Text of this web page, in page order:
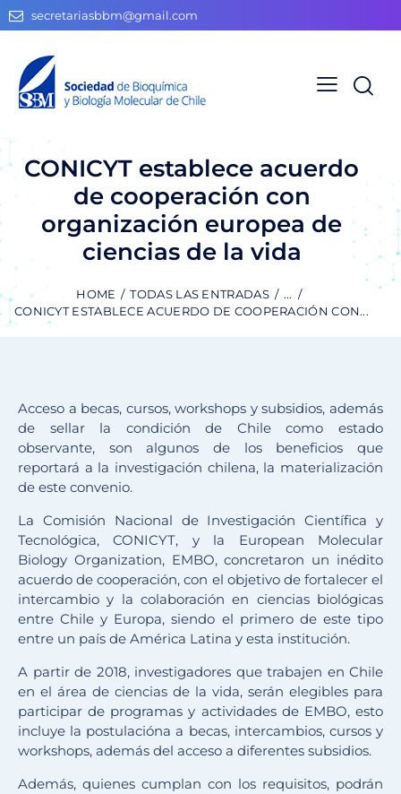
secretariasbbm@gmail.com
CONICYT establece acuerdo
de cooperación con
organización europea de
ciencias de la vida
HOME TODAS LAS ENTRADAS
...
CONICYT ESTABLECE ACUERDO DE COOPERACIÓN CON...
Acceso a becas, cursos, workshops y subsidios, además
de sellar la condición de Chile como estado
observante, son algunos de los beneficios que
reportará a la investigación chilena, la materialización
de este convenio.
La Comisión Nacional de Investigación Científica y
Tecnológica, CONICYT, y la European Molecular
Biology Organization, EMBO, concretaron un inédito
acuerdo de cooperación, con el objetivo de fortalecer el
intercambio y la colaboración en ciencias biológicas
entre Chile y Europa, siendo el primero de este tipo
entre un país de América Latina y esta institución.
A partir de 2018, investigadores que trabajen en Chile
en el área de ciencias de la vida, serán elegibles para
participar de programas y actividades de EMBO, esto
incluye la postulacióna a becas, intercambios, cursos y
workshops, además del acceso a diferentes subsidios.
Además, quienes cumplan con los requisitos, podrán